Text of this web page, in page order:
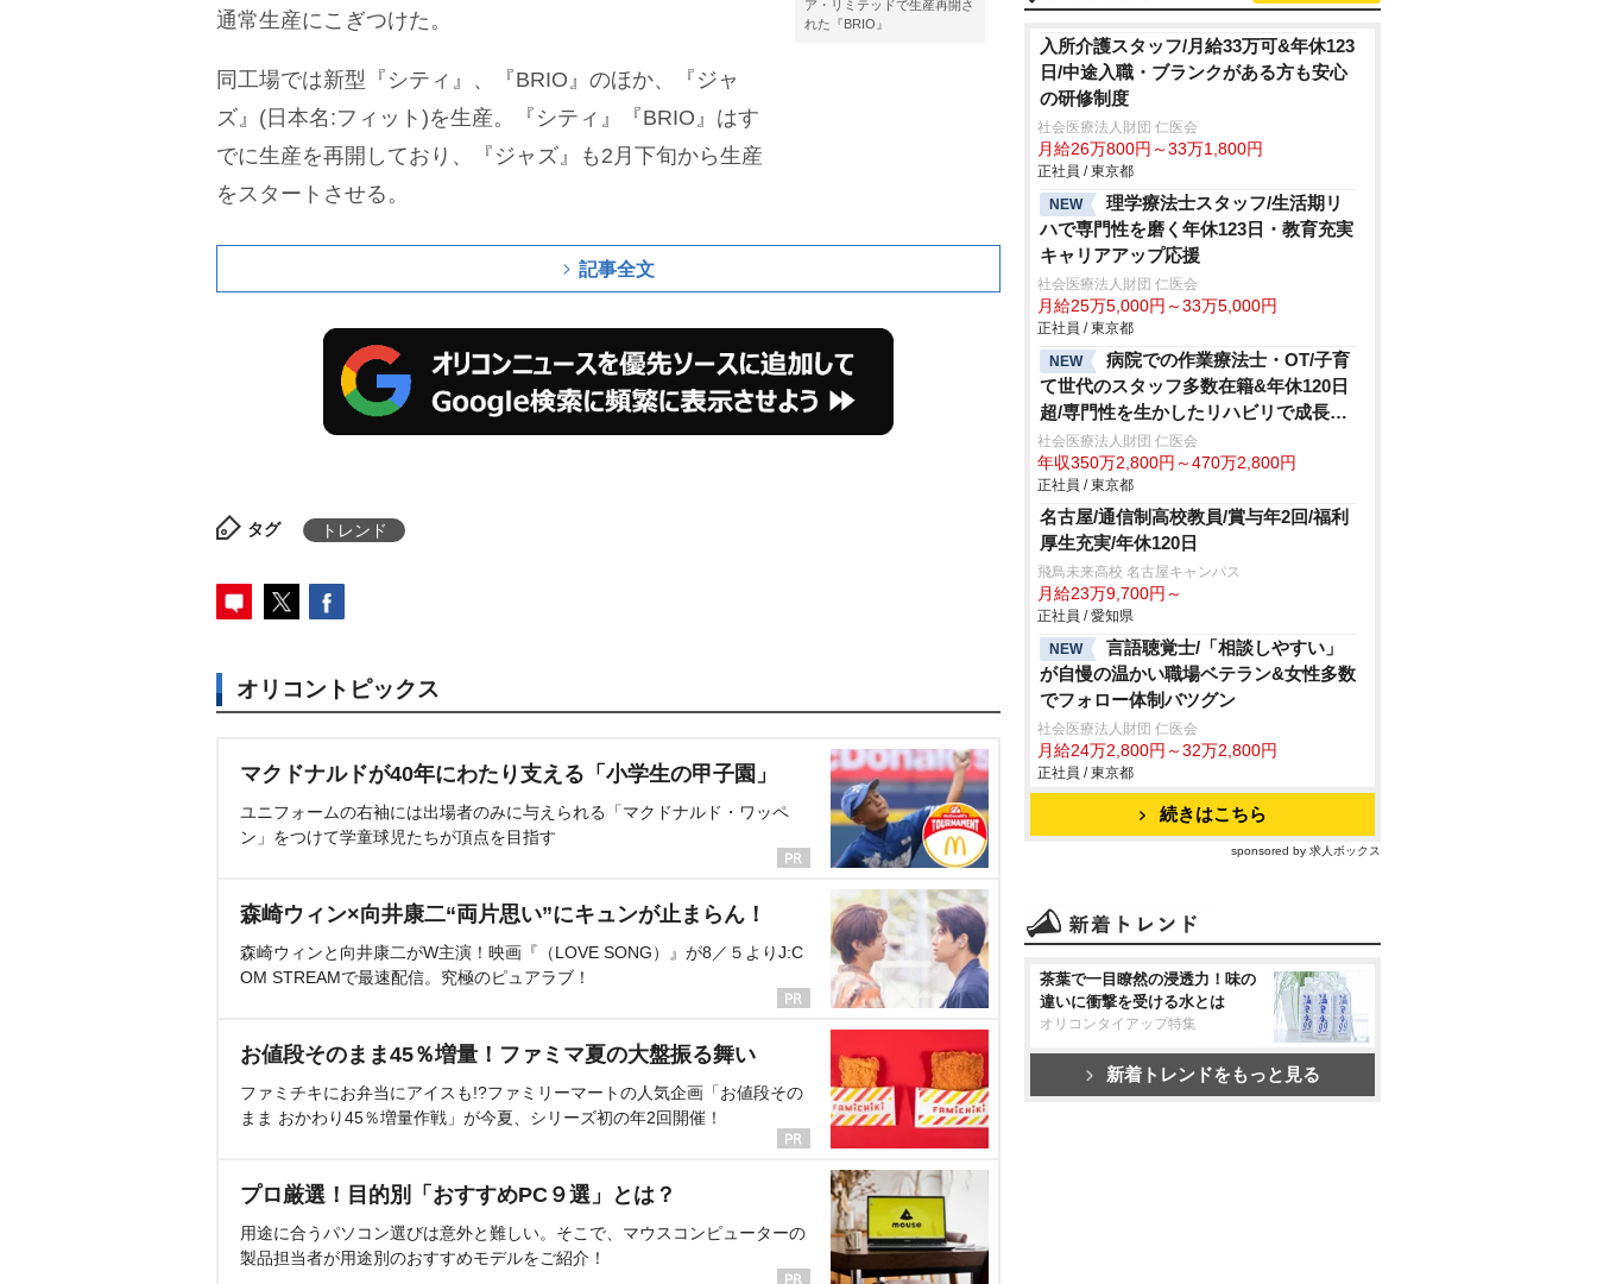
ア・リミテッドで生産再開さ
れた『BRIO』
通常生産にこぎつけた。
同工場では新型『シティ』、『BRIO』のほか、『ジャ
ズ』(日本名:フィット)を生産。『シティ』『BRIO』はす
でに生産を再開しており、『ジャズ』も2月下旬から生産
をスタートさせる。
記事全文
タグ トレンド
オリコントピックス
マクドナルドが40年にわたり支える「小学生の甲子園」
ユニフォームの右袖には出場者のみに与えられる「マクドナルド・ワッペ
ン」をつけて学童球児たちが頂点を目指す
森崎ウィン×向井康二“両片思い”にキュンが止まらん！
森崎ウィンと向井康二がW主演！映画『（LOVE SONG）』が8／５よりJ:C
OM STREAMで最速配信。究極のピュアラブ！
お値段そのまま45％増量！ファミマ夏の大盤振る舞い
ファミチキにお弁当にアイスも!?ファミリーマートの人気企画「お値段その
まま おかわり45％増量作戦」が今夏、シリーズ初の年2回開催！
プロ厳選！目的別「おすすめPC９選」とは？
用途に合うパソコン選びは意外と難しい。そこで、マウスコンピューターの
製品担当者が用途別のおすすめモデルをご紹介！
入所介護スタッフ/月給33万可&年休123
日/中途入職・ブランクがある方も安心
の研修制度
社会医療法人財団 仁医会
月給26万800円～33万1,800円
正社員 / 東京都
NEW
理学療法士スタッフ/生活期リ
ハで専門性を磨く年休123日・教育充実
キャリアアップ応援
社会医療法人財団 仁医会
月給25万5,000円～33万5,000円
正社員 / 東京都
NEW
病院での作業療法士・OT/子育
て世代のスタッフ多数在籍&年休120日
超/専門性を生かしたリハビリで成長で
きる環境
社会医療法人財団 仁医会
年収350万2,800円～470万2,800円
正社員 / 東京都
名古屋/通信制高校教員/賞与年2回/福利
厚生充実/年休120日
飛鳥未来高校 名古屋キャンパス
月給23万9,700円～
正社員 / 愛知県
NEW
言語聴覚士/「相談しやすい」
が自慢の温かい職場ベテラン&女性多数
でフォロー体制バツグン
社会医療法人財団 仁医会
月給24万2,800円～32万2,800円
正社員 / 東京都
続きはこちら
sponsored by 求人ボックス
茶葉で一目瞭然の浸透力！味の
違いに衝撃を受ける水とは
オリコンタイアップ特集
新着トレンドをもっと見る